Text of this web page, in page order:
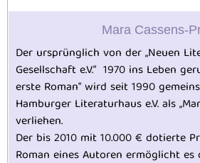
Mara Cassens-
Der ursprünglich von der „Neuen
Gesellschaft e.V.“ 1970 ins Leben
erste Roman“ wird seit 1990
Hamburger Literaturhaus e.V. als
verliehen.
Der bis 2010 mit 10.000 € dotierte
Roman eines Autoren ermöglicht es